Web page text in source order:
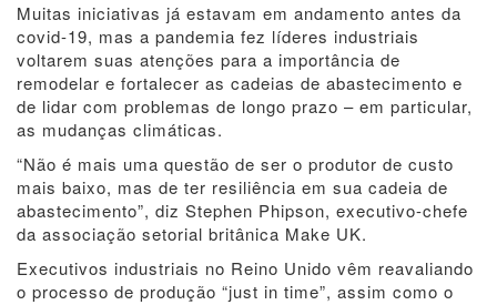
Muitas iniciativas já estavam em andamento antes da
covid-19, mas a pandemia fez líderes industriais
voltarem suas atenções para a importância de
remodelar e fortalecer as cadeias de abastecimento e
de lidar com problemas de longo prazo – em particular,
as mudanças climáticas.
“Não é mais uma questão de ser o produtor de custo
mais baixo, mas de ter resiliência em sua cadeia de
abastecimento”, diz Stephen Phipson, executivo-chefe
da associação setorial britânica Make UK.
Executivos industriais no Reino Unido vêm reavaliando
o processo de produção “just in time”, assim como o